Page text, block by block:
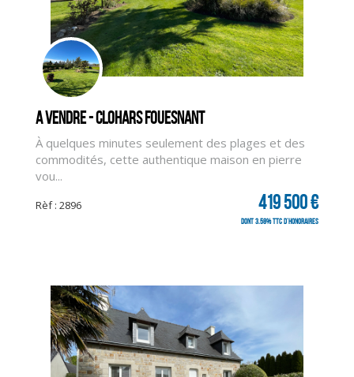
CLIQUER ICI POUR AGRANDIR
A vendre - CLOHARS FOUESNANT
À quelques minutes seulement des plages et des
commodités, cette authentique maison en pierre
vou...
Rèf : 2896 419 500 €
dont 3.58% TTC d'honoraires